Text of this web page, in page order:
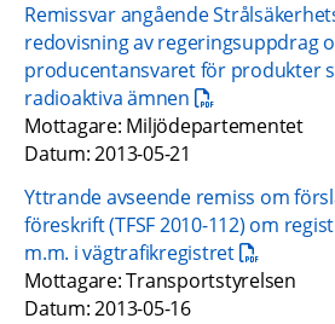
Remissvar angående
redovisning av regeringsuppdrag
producentansvaret för produkter
radioaktiva ämnenpdf, 15.1 kB.
Mottagare: Miljödepartementet
Datum: 2013-05-21
Yttrande avseende remiss om
föreskrift (TFSF 2010-112) om
m.m. i vägtrafikregistretpdf, 162.2 kB.
Mottagare: Transportstyrelsen
Datum: 2013-05-16